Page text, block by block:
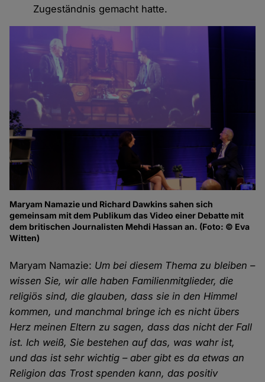
Zugeständnis gemacht hatte.
Maryam Namazie und Richard Dawkins sahen sich
gemeinsam mit dem Publikum das Video einer Debatte mit
dem britischen Journalisten Mehdi Hassan an. (Foto: © Eva
Witten)
Maryam Namazie: Um bei diesem Thema zu bleiben –
wissen Sie, wir alle haben Familienmitglieder, die
religiös sind, die glauben, dass sie in den Himmel
kommen, und manchmal bringe ich es nicht übers
Herz meinen Eltern zu sagen, dass das nicht der Fall
ist. Ich weiß, Sie bestehen auf das, was wahr ist,
und das ist sehr wichtig – aber gibt es da etwas an
Religion das Trost spenden kann, das positiv